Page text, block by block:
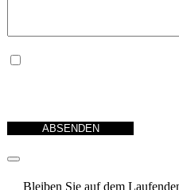
Bleiben Sie auf dem